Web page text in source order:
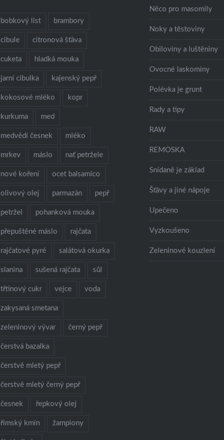
Něco pro masomily
Noky a těstoviny
Obiloviny a luštěniny
Ovocné laskominy
Polévka je grunt
Rady a tipy
RAW
REMOSKA
Snídaně je základ
Šťávy a jiné nápoje
Upečeno
Vyzkoušeno
Zeleninové kouzlení
bobkový list brambory
cibule citronová šťáva
cuketa hladká mouka
jarní cibulka kajenský pepř
kokosové mléko kopr
kurkuma med
medvědí česnek mléko
mrkev máslo nať petržele
nové koření ocet balsamico
olivový olej parmazán pepř
petržel pohanková mouka
přepuštěné máslo rajčata
rajčatové pyré salátová okurka
slanina sušená rajčata sůl
třtinový cukr vejce voda
zakysaná smetana
zeleninový vývar černý pepř
čerstvá bazalka
čerstvě mletý pepř
čerstvě mletý černý pepř
česnek řepkový olej
římský kmín žampiony